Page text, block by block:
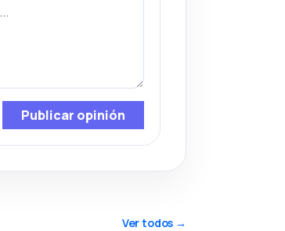
Publicar opinión
Ver todos →